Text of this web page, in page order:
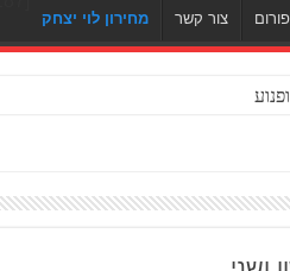
פורום צור קשר מחירון לוי יצחק